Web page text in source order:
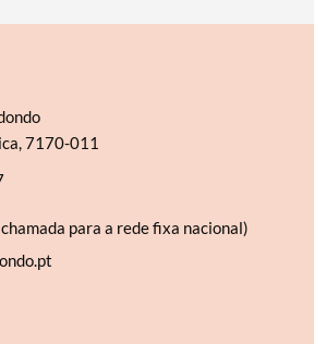
7170-011
para a rede fixa nacional)